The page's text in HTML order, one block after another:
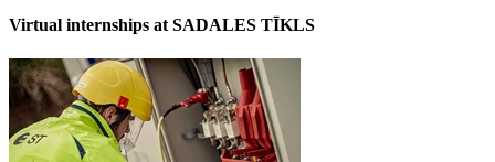
Virtual internships at SADALES TĪKLS